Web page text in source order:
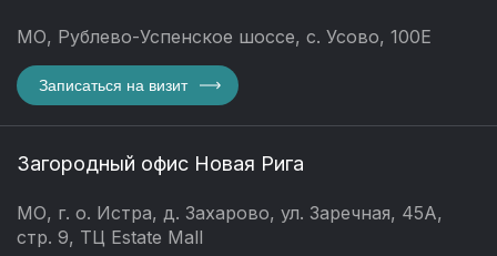
МО, Рублево-Успенское шоссе, с. Усово, 100Е
Записаться на визит
Загородный офис Новая Рига
МО, г. о. Истра, д. Захарово, ул. Заречная, 45А,
стр. 9, ТЦ Estate Mall